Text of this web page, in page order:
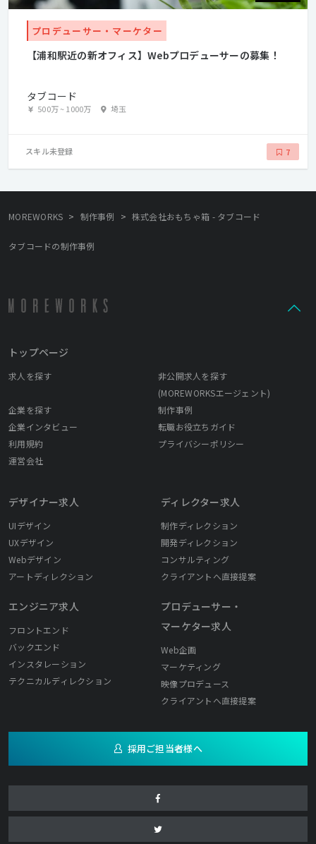
プロデューサー・マーケター
【浦和駅近の新オフィス】Webプロデューサーの募集！
タブコード
500万~1000万 埼玉
スキル未登録 7
MOREWORKS > 制作事例 > 株式会社おもちゃ箱 - タブコード
タブコードの制作事例
トップページ
求人を探す
非公開求人を探す
(MOREWORKSエージェント)
企業を探す
制作事例
企業インタビュー
転職お役立ちガイド
利用規約
プライバシーポリシー
運営会社
デザイナー求人
UIデザイン
UXデザイン
Webデザイン
アートディレクション
エンジニア求人
フロントエンド
バックエンド
インスタレーション
テクニカルディレクション
ディレクター求人
制作ディレクション
開発ディレクション
コンサルティング
クライアントへ直接提案
プロデューサー・
マーケター求人
Web企画
マーケティング
映像プロデュース
クライアントへ直接提案
採用ご担当者様へ